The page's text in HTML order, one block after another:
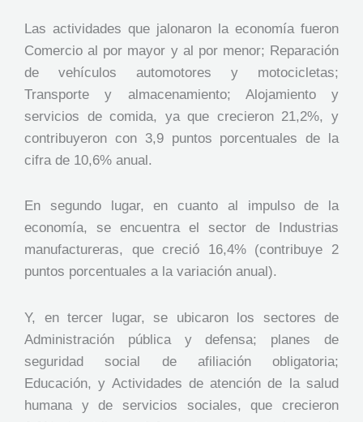
Las actividades que jalonaron la economía fueron
Comercio al por mayor y al por menor; Reparación
de vehículos automotores y motocicletas;
Transporte y almacenamiento; Alojamiento y
servicios de comida, ya que crecieron 21,2%, y
contribuyeron con 3,9 puntos porcentuales de la
cifra de 10,6% anual.
En segundo lugar, en cuanto al impulso de la
economía, se encuentra el sector de Industrias
manufactureras, que creció 16,4% (contribuye 2
puntos porcentuales a la variación anual).
Y, en tercer lugar, se ubicaron los sectores de
Administración pública y defensa; planes de
seguridad social de afiliación obligatoria;
Educación, y Actividades de atención de la salud
humana y de servicios sociales, que crecieron